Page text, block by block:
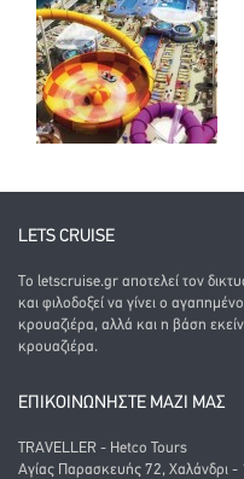
LETS CRUISE
Το letscruise.gr αποτελεί τον
και φιλοδοξεί να γίνει ο
κρουαζιέρα, αλλά και η βάση
κρουαζιέρα.
ΕΠΙΚΟΙΝΩΝΗΣΤΕ ΜΑΖΙ ΜΑΣ
TRAVELLER - Hetco Tours
Αγίας Παρασκευής 72, Χαλάνδρι -